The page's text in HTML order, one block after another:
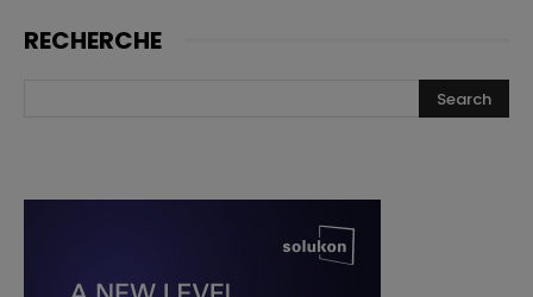
RECHERCHE